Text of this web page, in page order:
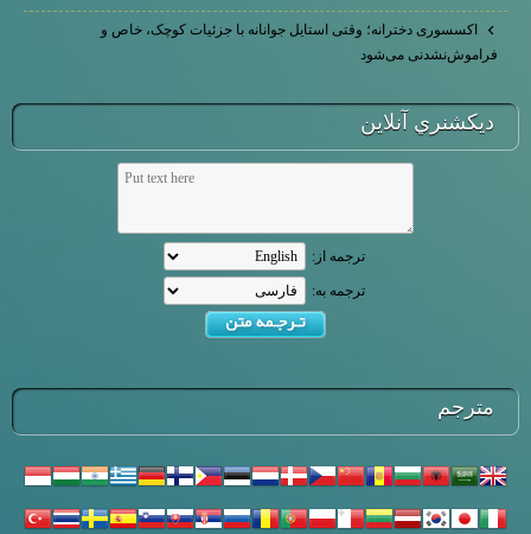
اکسسوری دخترانه؛ وقتی استایل جوانانه با جزئیات کوچک، خاص و
فراموش‌نشدنی می‌شود
ديكشنري آنلاين
ترجمه از:
ترجمه به:
مترجم